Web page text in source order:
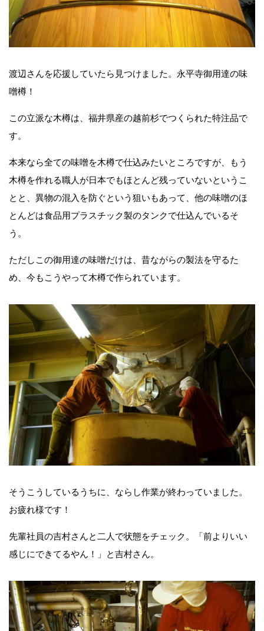
渡辺さんを応援していたら見つけました。永平寺御用達の味
噌樽！
この立派な木樽は、福井県産の越前杉でつくられた特注品で
す。
本来なら全ての味噌を木樽で仕込みたいところですが、もう
木樽を作れる職人が日本でもほとんど残っていないというこ
とと、異物の混入を防ぐという狙いもあって、他の味噌のほ
とんどは食品用プラスチック製のタンクで仕込んでいるそ
う。
ただしこの御用達の味噌だけは、昔ながらの製法を守るた
め、今もこうやって木樽で作られています。
そうこうしているうちに、ならし作業が終わっていました。
お疲れ様です！
先輩社員の吉村さんと二人で状態をチェック。「前よりいい
感じにできてるやん！」と吉村さん。